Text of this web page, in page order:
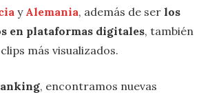
y Alemania, además de ser los
en plataformas digitales, también
más visualizados.
, encontramos nuevas